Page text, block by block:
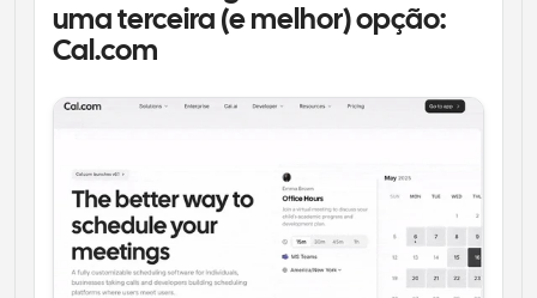
uma terceira (e melhor) opção:
Cal.com